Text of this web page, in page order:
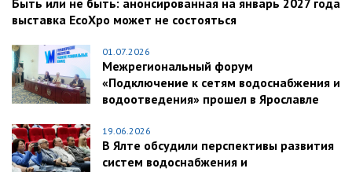
Быть или не быть: анонсированная на январь 2027 года
выставка EcoXpo может не состояться
01.07.2026
Межрегиональный форум
«Подключение к сетям водоснабжения и
водоотведения» прошел в Ярославле
19.06.2026
В Ялте обсудили перспективы развития
систем водоснабжения и